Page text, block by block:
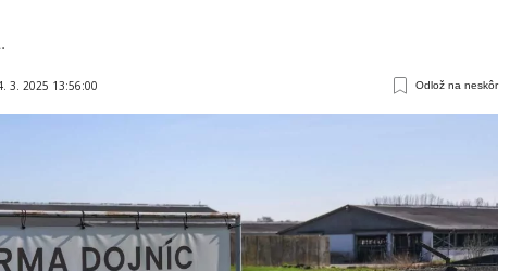
3. 2025 13:56:00 Odlož na neskôr